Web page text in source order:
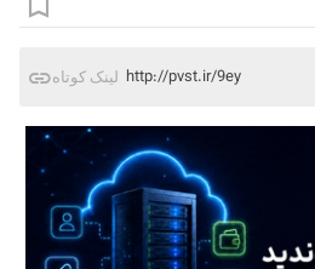
لینک کوتاه http://pvst.ir/9ey